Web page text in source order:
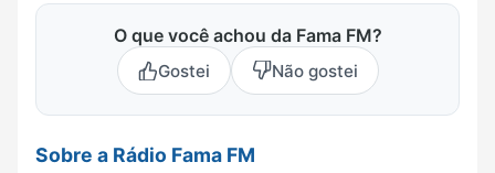
O que você achou da Fama FM?
Gostei Não gostei
Sobre a Rádio Fama FM